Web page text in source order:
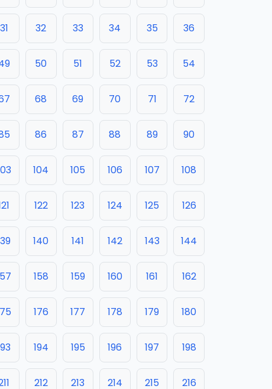
31 32 33 34 35 36
50 51 52 53 54
68 69 70 71 72
86 87 88 89 90
104 105 106 107 108
122 123 124 125 126
140 141 142 143 144
158 159 160 161 162
176 177 178 179 180
194 195 196 197 198
212 213 214 215 216